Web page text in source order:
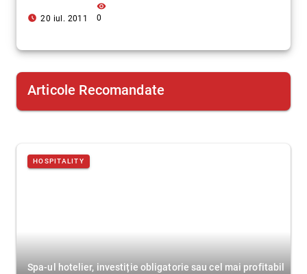
access_time_filled 20 iul. 2011
visibility
0
Articole Recomandate
HOSPITALITY
Spa-ul hotelier, investiție obligatorie sau cel mai profitabil